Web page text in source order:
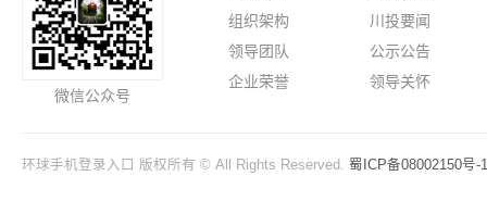
微信公众号
组织架构
领导团队
企业荣誉
川投要闻
公示公告
领导关怀
环球手机登录入口 版权所有 © All Rights Reserved. 蜀ICP备08002150号-1